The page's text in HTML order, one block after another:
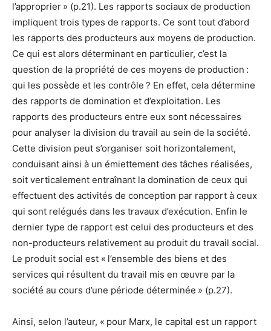
l’approprier » (p.21). Les rapports sociaux de production
impliquent trois types de rapports. Ce sont tout d’abord
les rapports des producteurs aux moyens de production.
Ce qui est alors déterminant en particulier, c’est la
question de la propriété de ces moyens de production :
qui les possède et les contrôle ? En effet, cela détermine
des rapports de domination et d’exploitation. Les
rapports des producteurs entre eux sont nécessaires
pour analyser la division du travail au sein de la société.
Cette division peut s’organiser soit horizontalement,
conduisant ainsi à un émiettement des tâches réalisées,
soit verticalement entraînant la domination de ceux qui
effectuent des activités de conception par rapport à ceux
qui sont relégués dans les travaux d’exécution. Enfin le
dernier type de rapport est celui des producteurs et des
non-producteurs relativement au produit du travail social.
Le produit social est « l’ensemble des biens et des
services qui résultent du travail mis en œuvre par la
société au cours d’une période déterminée » (p.27).
Ainsi, selon l’auteur, « pour Marx, le capital est un rapport